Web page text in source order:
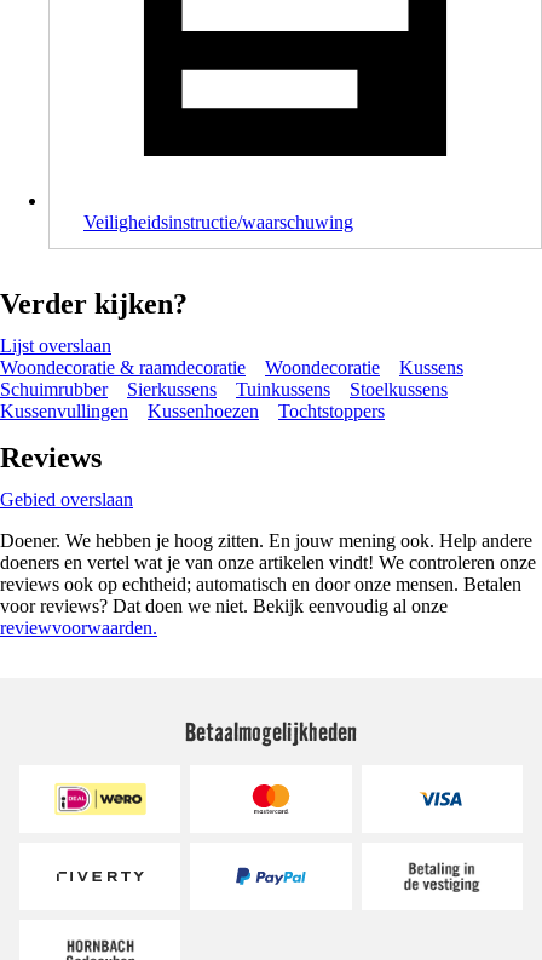
Veiligheidsinstructie/waarschuwing
Verder kijken?
Lijst overslaan
Woondecoratie & raamdecoratie
Woondecoratie
Kussens
Schuimrubber
Sierkussens Tuinkussens
Stoelkussens
Kussenvullingen
Kussenhoezen Tochtstoppers
Reviews
Gebied overslaan
Doener. We hebben je hoog zitten. En jouw mening ook. Help andere
doeners en vertel wat je van onze artikelen vindt! We controleren onze
reviews ook op echtheid; automatisch en door onze mensen. Betalen
voor reviews? Dat doen we niet. Bekijk eenvoudig al onze
reviewvoorwaarden.
Betaalmogelijkheden